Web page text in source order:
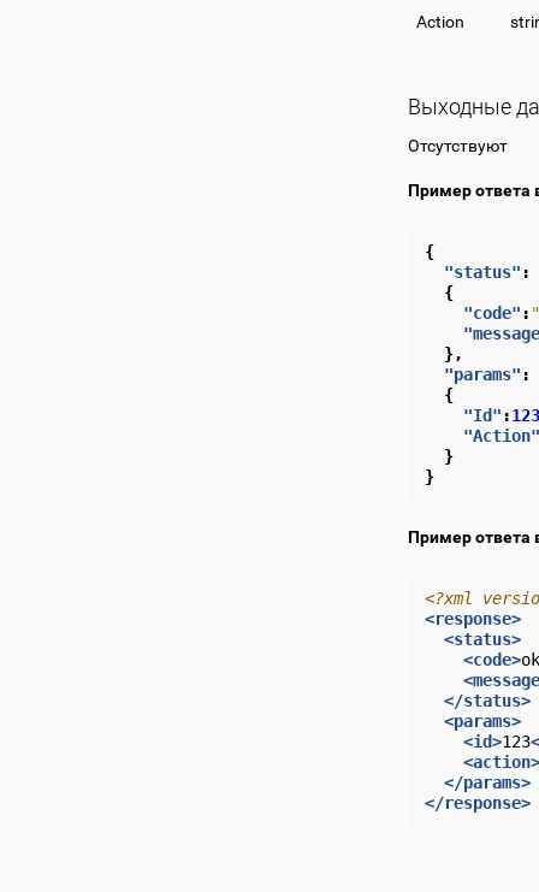
Action
Выходные
Отсутствуют
Пример ответа
{
"status" :
{
"code" :
},
"params" :
{
"Id" :123
"Action"
}
}
Пример ответа
<?xml
<response>
<status>
<code>ok
</status>
<params>
<id>123
<action>
</params>
</response>